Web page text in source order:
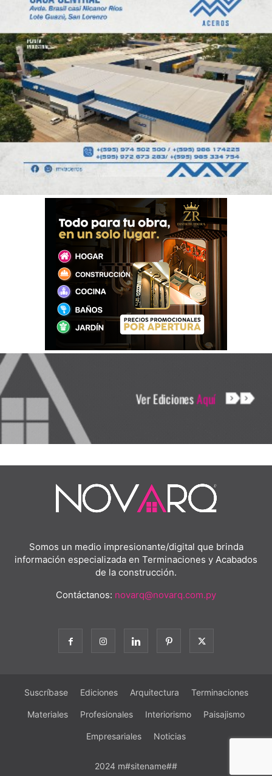
Somos un medio impresionante/digital que brinda
información especializada en Terminaciones y Acabados
de la construcción.
Contáctanos: novarq@novarq.com.py
Suscríbase Ediciones Arquitectura Terminaciones
Materiales Profesionales Interiorismo Paisajismo
Empresariales Noticias
2024 m#sitename##